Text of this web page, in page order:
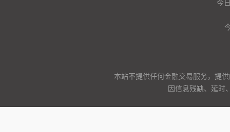
今
本站不提供任何金融交易服务，提
因信息残缺、延时